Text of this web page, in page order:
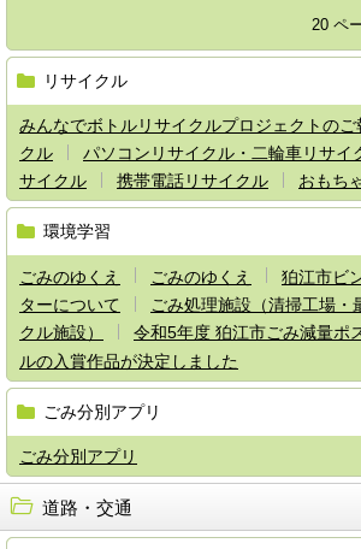
20 ペ
リサイクル
みんなでボトルリサイクルプロジェクトのご
クル
パソコンリサイクル・二輪車リサイ
サイクル
携帯電話リサイクル おもち
環境学習
ごみのゆくえ ごみのゆくえ
狛江市ビ
ターについて
ごみ処理施設（清掃工場・
クル施設）
令和5年度 狛江市ごみ減量ポ
ルの入賞作品が決定しました
ごみ分別アプリ
ごみ分別アプリ
道路・交通